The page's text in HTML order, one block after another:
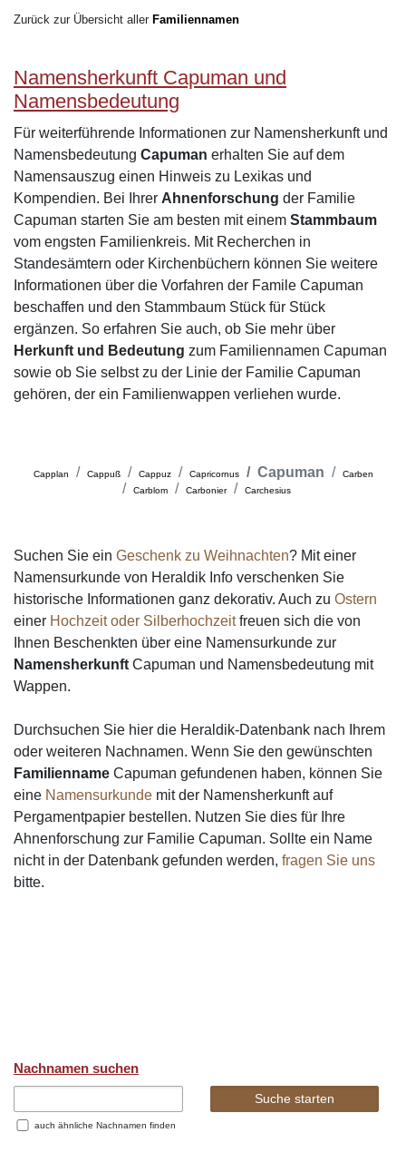
Zurück zur Übersicht aller Familiennamen
Namensherkunft Capuman und
Namensbedeutung
Für weiterführende Informationen zur Namensherkunft und
Namensbedeutung Capuman erhalten Sie auf dem
Namensauszug einen Hinweis zu Lexikas und
Kompendien. Bei Ihrer Ahnenforschung der Familie
Capuman starten Sie am besten mit einem Stammbaum
vom engsten Familienkreis. Mit Recherchen in
Standesämtern oder Kirchenbüchern können Sie weitere
Informationen über die Vorfahren der Famile Capuman
beschaffen und den Stammbaum Stück für Stück
ergänzen. So erfahren Sie auch, ob Sie mehr über
Herkunft und Bedeutung zum Familiennamen Capuman
sowie ob Sie selbst zu der Linie der Familie Capuman
gehören, der ein Familienwappen verliehen wurde.
Capplan Cappuß Cappuz Capricornus Capuman
Carben
Carblom
Carbonier Carchesius
Suchen Sie ein Geschenk zu Weihnachten? Mit einer
Namensurkunde von Heraldik Info verschenken Sie
historische Informationen ganz dekorativ. Auch zu Ostern
einer Hochzeit oder Silberhochzeitfreuen sich die von
Ihnen Beschenkten über eine Namensurkunde zur
Namensherkunft Capuman und Namensbedeutung mit
Wappen.
Durchsuchen Sie hier die Heraldik-Datenbank nach Ihrem
oder weiteren Nachnamen. Wenn Sie den gewünschten
Familienname Capuman gefundenen haben, können Sie
eine Namensurkunde mit der Namensherkunft auf
Pergamentpapier bestellen. Nutzen Sie dies für Ihre
Ahnenforschung zur Familie Capuman. Sollte ein Name
nicht in der Datenbank gefunden werden, fragen Sie uns
bitte.
Nachnamen suchen
auch ähnliche Nachnamen finden